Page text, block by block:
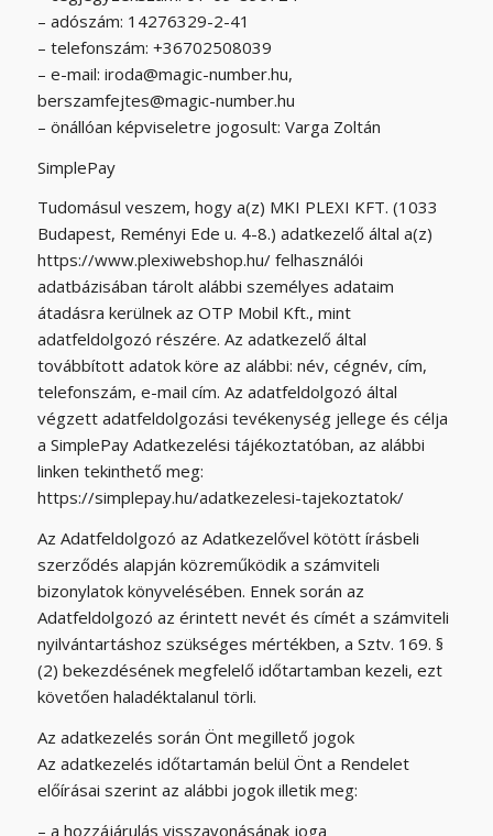
– adószám: 14276329-2-41
– telefonszám: +36702508039
– e-mail: iroda@magic-number.hu,
berszamfejtes@magic-number.hu
– önállóan képviseletre jogosult: Varga Zoltán
SimplePay
Tudomásul veszem, hogy a(z) MKI PLEXI KFT. (1033
Budapest, Reményi Ede u. 4-8.) adatkezelő által a(z)
https://www.plexiwebshop.hu/felhasználói
adatbázisában tárolt alábbi személyes adataim
átadásra kerülnek az OTP Mobil Kft., mint
adatfeldolgozó részére. Az adatkezelő által
továbbított adatok köre az alábbi: név, cégnév, cím,
telefonszám, e-mail cím. Az adatfeldolgozó által
végzett adatfeldolgozási tevékenység jellege és célja
a SimplePay Adatkezelési tájékoztatóban, az alábbi
linken tekinthető meg:
https://simplepay.hu/adatkezelesi-tajekoztatok/
Az Adatfeldolgozó az Adatkezelővel kötött írásbeli
szerződés alapján közreműködik a számviteli
bizonylatok könyvelésében. Ennek során az
Adatfeldolgozó az érintett nevét és címét a számviteli
nyilvántartáshoz szükséges mértékben, a Sztv. 169. §
(2) bekezdésének megfelelő időtartamban kezeli, ezt
követően haladéktalanul törli.
Az adatkezelés során Önt megillető jogok
Az adatkezelés időtartamán belül Önt a Rendelet
előírásai szerint az alábbi jogok illetik meg:
– a hozzájárulás visszavonásának joga